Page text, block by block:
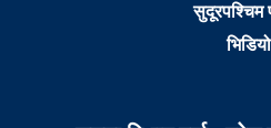
सुदूरपश्चिम
भिडियो